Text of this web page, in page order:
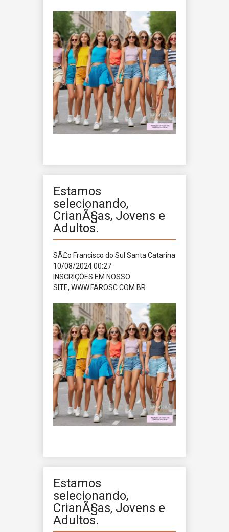
Estamos
selecionando,
CrianÃ§as, Jovens e
Adultos.
SÃ£o Francisco do Sul Santa Catarina
10/08/2024 00:27
INSCRIÇÕES EM NOSSO
SITE, WWW.FAROSC.COM.BR
Estamos
selecionando,
CrianÃ§as, Jovens e
Adultos.